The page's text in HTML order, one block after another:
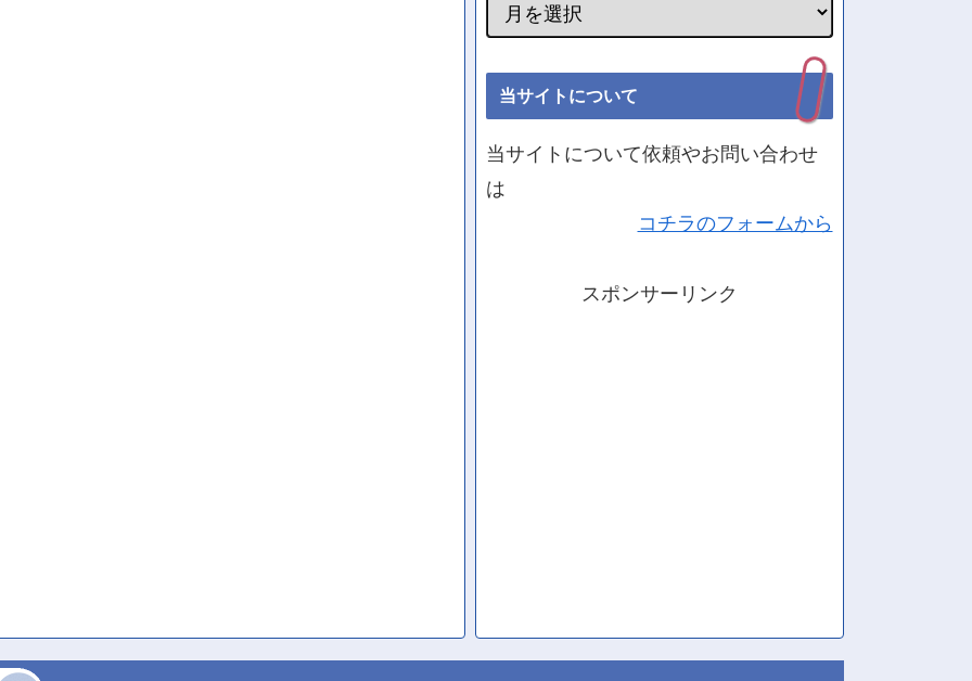
当サイトについて
当サイトについて依頼やお問い合わせ
は
コチラのフォームから
スポンサーリンク